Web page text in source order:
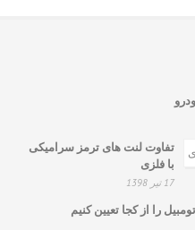
تفاوت لنت های ترمز سرامیکی
با فلزی
17 تیر 1398
را از کجا تعیین کنیم